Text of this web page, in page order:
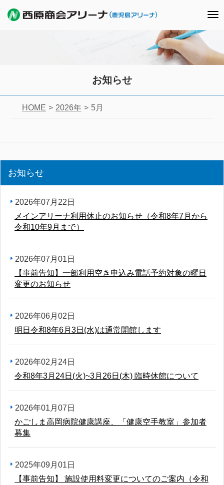
お知らせ
HOME 2026年 5月
お知らせ
2026年07月22日
メインアリーナ利用休止のお知らせ（令和8年7月から
令和10年9月まで）
2026年07月01日
【事前告知】一部利用空き申込み電話予約対象の曜日
変更のお知らせ
2026年06月02日
明日令和8年6月3日(水)は通常開館します
2026年02月24日
令和8年3月24日(火)~3月26日(木) 臨時休館について
2026年01月07日
かごしま高岡病院健康講座、「健康空手教室」参加者
募集
2025年09月01日
【事前告知】 施設使用料変更についてのご案内（令和